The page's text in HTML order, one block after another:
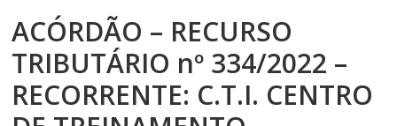
ACÓRDÃO – RECURSO
TRIBUTÁRIO nº 334/2022 –
RECORRENTE: C.T.I. CENTRO